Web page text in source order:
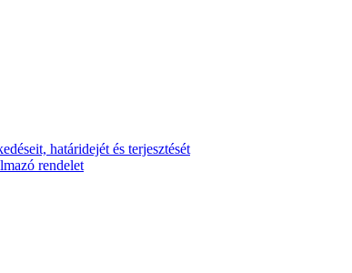
határidejét és terjesztését
rendelet